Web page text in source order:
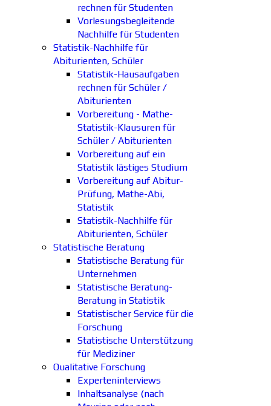
rechnen für Studenten
Vorlesungsbegleitende
Nachhilfe für Studenten
Statistik-Nachhilfe für
Abiturienten, Schüler
Statistik-Hausaufgaben
rechnen für Schüler /
Abiturienten
Vorbereitung - Mathe-
Statistik-Klausuren für
Schüler / Abiturienten
Vorbereitung auf ein
Statistik lästiges Studium
Vorbereitung auf Abitur-
Prüfung, Mathe-Abi,
Statistik
Statistik-Nachhilfe für
Abiturienten, Schüler
Statistische Beratung
Statistische Beratung für
Unternehmen
Statistische Beratung-
Beratung in Statistik
Statistischer Service für die
Forschung
Statistische Unterstützung
für Mediziner
Qualitative Forschung
Experteninterviews
Inhaltsanalyse (nach